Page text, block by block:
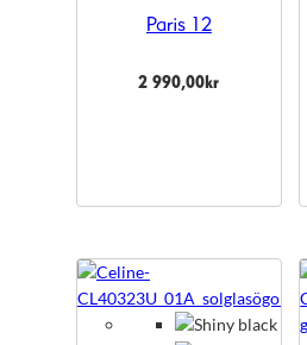
Paris 12
2 990,00 kr